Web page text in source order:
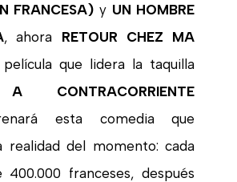
FRANCESA) y UN HOMBRE
, ahora RETOUR CHEZ MA
que lidera la taquilla
A CONTRACORRIENTE
esta comedia que
realidad del momento: cada
franceses, después